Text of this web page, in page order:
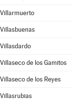
Villarmuerto
Villasbuenas
Villasdardo
Villaseco de los Gamitos
Villaseco de los Reyes
Villasrubias